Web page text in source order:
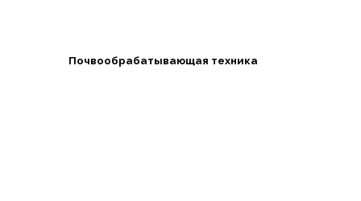
Почвообрабатывающая техника